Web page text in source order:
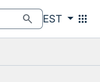
search EST apps